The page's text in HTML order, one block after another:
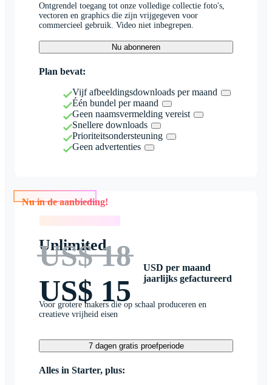
Ontgrendel toegang tot onze volledige collectie foto's,
vectoren en graphics die zijn vrijgegeven voor
commercieel gebruik. Video niet inbegrepen.
Nu abonneren
Plan bevat:
Vijf afbeeldingsdownloads per maand
Één bundel per maand
Geen naamsvermelding vereist
Snellere downloads
Prioriteitsondersteuning
Geen advertenties
Nu in de aanbieding!
Unlimited
US$ 18
US$ 15
USD per maand
jaarlijks gefactureerd
Voor grotere makers die op schaal produceren en
creatieve vrijheid eisen
7 dagen gratis proefperiode
Alles in Starter, plus: